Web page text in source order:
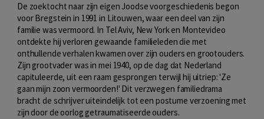
De zoektocht naar zijn eigen Joodse voorgeschiedenis begon
voor Bregstein in 1991 in Litouwen, waar een deel van zijn
familie was vermoord. In Tel Aviv, New York en Montevideo
ontdekte hij verloren gewaande familieleden die met
onthullende verhalen kwamen over zijn ouders en grootouders.
Zijn grootvader was in mei 1940, op de dag dat Nederland
capituleerde, uit een raam gesprongen terwijl hij uitriep: 'Ze
gaan mijn zoon vermoorden!' Dit verzwegen familiedrama
bracht de schrijver uiteindelijk tot een postume verzoening met
zijn door de oorlog getraumatiseerde ouders.